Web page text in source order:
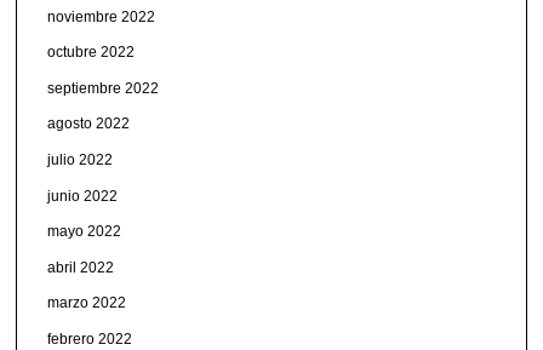
noviembre 2022
octubre 2022
septiembre 2022
agosto 2022
julio 2022
junio 2022
mayo 2022
abril 2022
marzo 2022
febrero 2022